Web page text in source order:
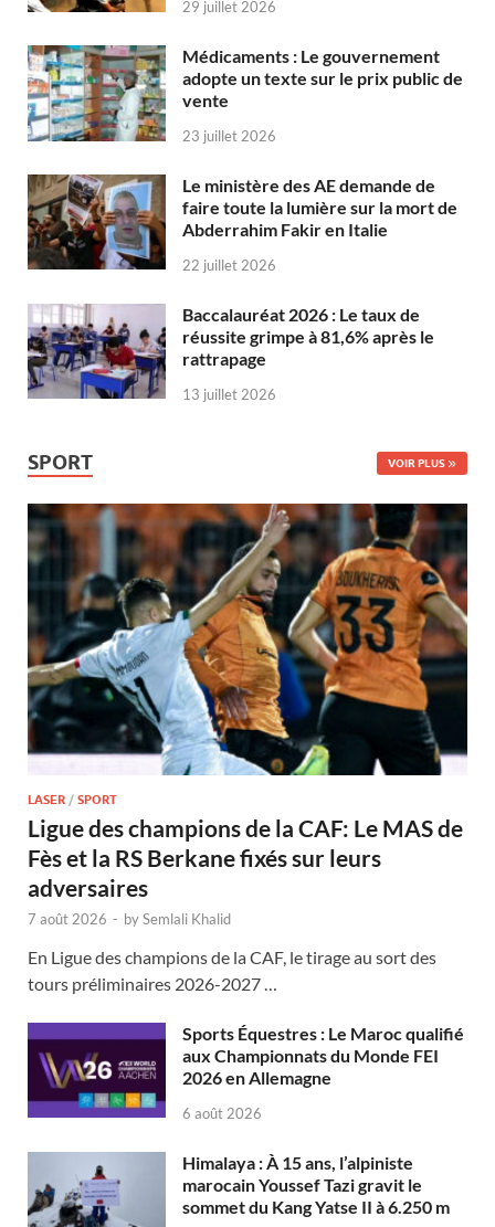
29 juillet 2026
Médicaments : Le gouvernement
adopte un texte sur le prix public de
vente
23 juillet 2026
Le ministère des AE demande de
faire toute la lumière sur la mort de
Abderrahim Fakir en Italie
22 juillet 2026
Baccalauréat 2026 : Le taux de
réussite grimpe à 81,6% après le
rattrapage
13 juillet 2026
SPORT VOIR PLUS
LASER / SPORT
Ligue des champions de la CAF: Le MAS de
Fès et la RS Berkane fixés sur leurs
adversaires
7 août 2026 - bySemlali Khalid
En Ligue des champions de la CAF, le tirage au sort des
tours préliminaires 2026-2027 …
Sports Équestres : Le Maroc qualifié
aux Championnats du Monde FEI
2026 en Allemagne
6 août 2026
Himalaya : À 15 ans, l’alpiniste
marocain Youssef Tazi gravit le
sommet du Kang Yatse II à 6.250 m